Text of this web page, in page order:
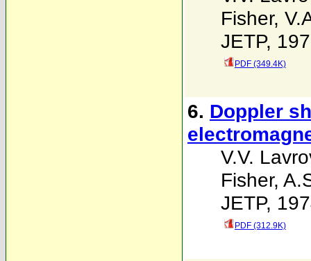
Fisher,
JETP,
PDF (349.4K)
6. Doppler
V.V.
Fisher,
JETP,
PDF (312.9K)